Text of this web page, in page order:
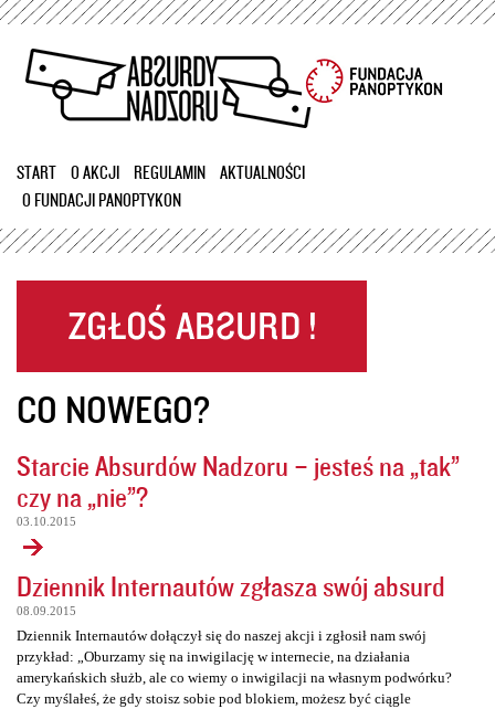
Przejdź
treści
START O AKCJI REGULAMIN
AKTUALNOŚCI
O FUNDACJI PANOPTYKON
CO NOWEGO?
Starcie Absurdów Nadzoru – jesteś na „tak”
czy na „nie”?
03.10.2015
Dziennik Internautów zgłasza swój absurd
08.09.2015
Dziennik Internautów dołączył się do naszej akcji i zgłosił nam swój
przykład: „Oburzamy się na inwigilację w internecie, na działania
amerykańskich służb, ale co wiemy o inwigilacji na własnym podwórku?
Czy myślałeś, że gdy stoisz sobie pod blokiem, możesz być ciągle